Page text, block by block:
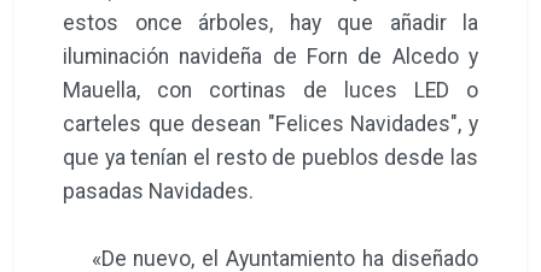
estos once árboles, hay que añadir la
iluminación navideña de Forn de Alcedo y
Mauella, con cortinas de luces LED o
carteles que desean "Felices Navidades", y
que ya tenían el resto de pueblos desde las
pasadas Navidades.
«De nuevo, el Ayuntamiento ha diseñado